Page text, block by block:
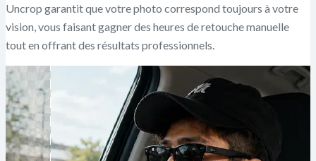
Uncrop garantit que votre photo correspond toujours à votre
vision, vous faisant gagner des heures de retouche manuelle
tout en offrant des résultats professionnels.